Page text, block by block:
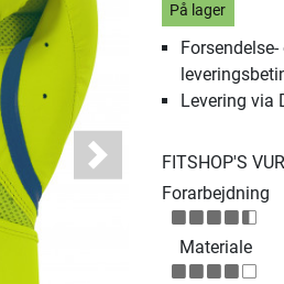
Next
På lager
Forsendelse-
Levering via
FITSHOP'S
Forarbejdning
Materiale